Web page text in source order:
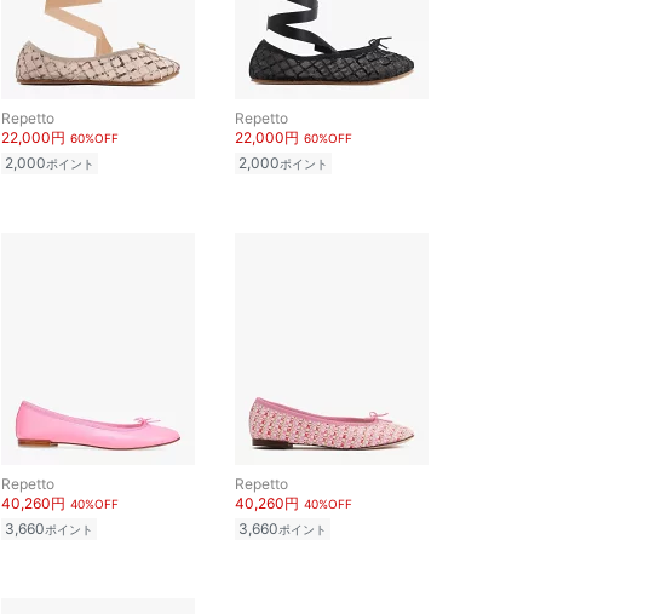
Repetto
22,000円 60%OFF
2,000ポイント
Repetto
22,000円 60%OFF
2,000ポイント
Repetto
40,260円 40%OFF
3,660ポイント
Repetto
40,260円 40%OFF
3,660ポイント